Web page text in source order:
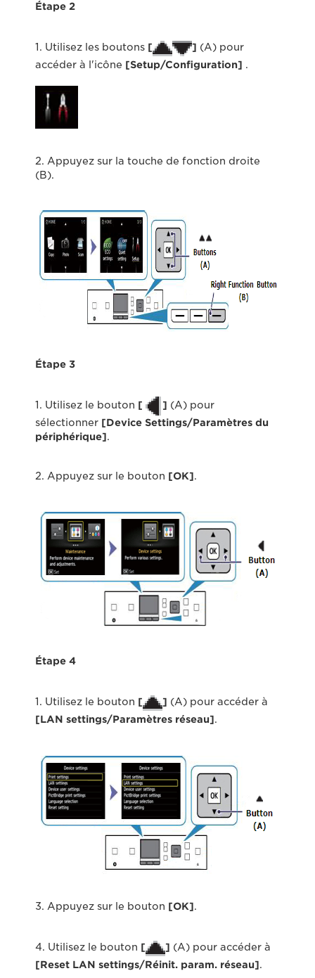
Étape 2
1. Utilisez les boutons [ ] (A) pour
accéder à l'icône [Setup/Configuration] .
2. Appuyez sur la touche de fonction droite
(B).
Étape 3
1. Utilisez le bouton [ ] (A) pour
sélectionner [Device Settings/Paramètres du
périphérique].
2. Appuyez sur le bouton [OK].
Étape 4
1. Utilisez le bouton [ ] (A) pour accéder à
[LAN settings/Paramètres réseau].
3. Appuyez sur le bouton [OK].
4. Utilisez le bouton [ ] (A) pour accéder à
[Reset LAN settings/Réinit. param. réseau].